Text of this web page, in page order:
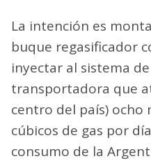
La intención es
buque regasificador
inyectar al sistema de
transportadora que
centro del país) ocho
cúbicos de gas por
consumo de la